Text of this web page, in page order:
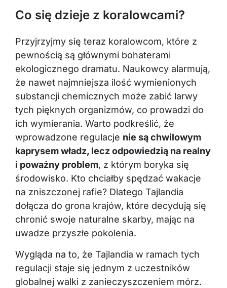
Co się dzieje z koralowcami?
Przyjrzyjmy się teraz koralowcom, które z
pewnością są głównymi bohaterami
ekologicznego dramatu. Naukowcy alarmują,
że nawet najmniejsza ilość wymienionych
substancji chemicznych może zabić larwy
tych pięknych organizmów, co prowadzi do
ich wymierania. Warto podkreślić, że
wprowadzone regulacje nie są chwilowym
kaprysem władz, lecz odpowiedzią na realny
i poważny problem, z którym boryka się
środowisko. Kto chciałby spędzać wakacje
na zniszczonej rafie? Dlatego Tajlandia
dołącza do grona krajów, które decydują się
chronić swoje naturalne skarby, mając na
uwadze przyszłe pokolenia.
Wygląda na to, że Tajlandia w ramach tych
regulacji staje się jednym z uczestników
globalnej walki z zanieczyszczeniem mórz.